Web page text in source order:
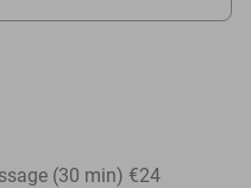
(30 min) €24